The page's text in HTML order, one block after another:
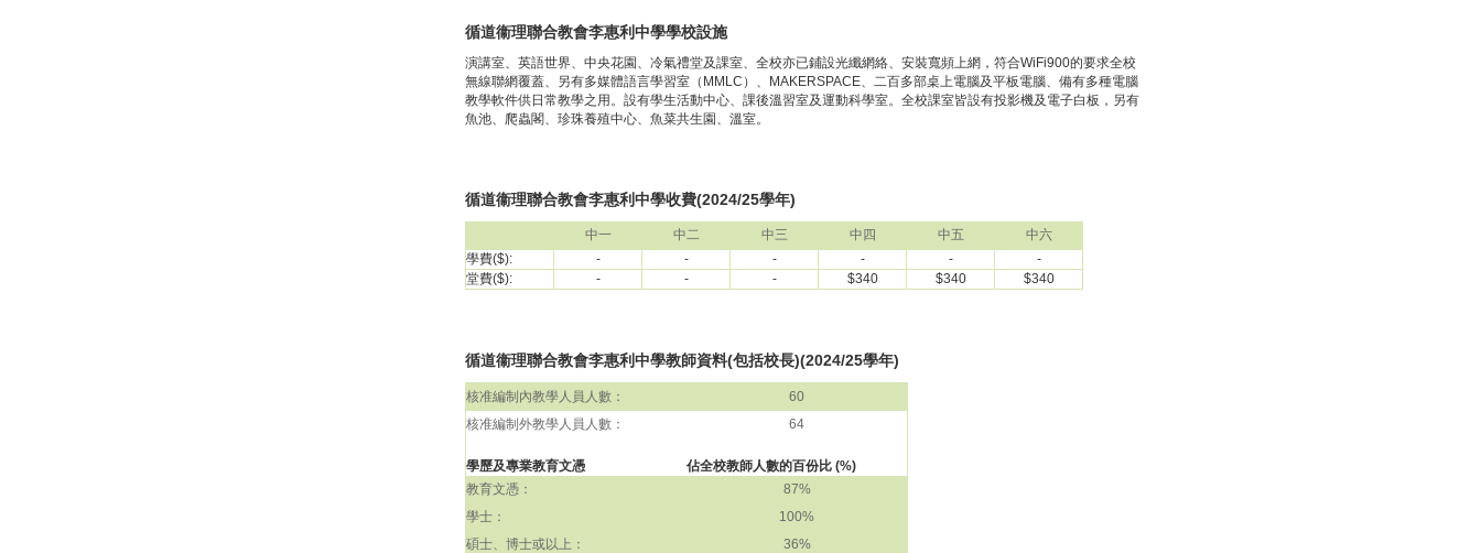
循道衞理聯合教會李惠利中學學校設施
演講室、英語世界、中央花園、冷氣禮堂及課室、全校亦已鋪設光纖網絡、安裝寬頻上網，符合WiFi900的要求全校
無線聯網覆蓋、另有多媒體語言學習室（MMLC）、MAKERSPACE、二百多部桌上電腦及平板電腦、備有多種電腦
教學軟件供日常教學之用。設有學生活動中心、課後溫習室及運動科學室。全校課室皆設有投影機及電子白板，另有
魚池、爬蟲閣、珍珠養殖中心、魚菜共生園、溫室。
循道衞理聯合教會李惠利中學收費(2024/25學年)
中一 中二 中三 中四 中五
中六
學費($):
- - - - -
-
堂費($):
- - - $340 $340 $340
循道衞理聯合教會李惠利中學教師資料(包括校長)(2024/25學年)
核准編制內教學人員人數：
60
核准編制外教學人員人數：
64
學歷及專業教育文憑
佔全校教師人數的百份比 (%)
教育文憑：
87%
學士：
100%
碩士、博士或以上：
36%